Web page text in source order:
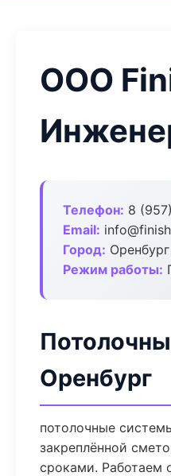
ООО
Телефон: 8
Email:
Город: Оренбург
Режим работы:
Оренбург
потолочные
закреплённой
сроками. Работаем